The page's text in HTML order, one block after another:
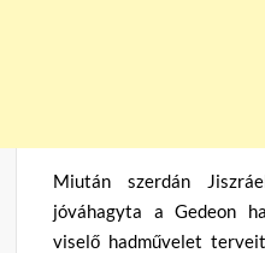
Miután szerdán
jóváhagyta a Gedeon
viselő hadművelet